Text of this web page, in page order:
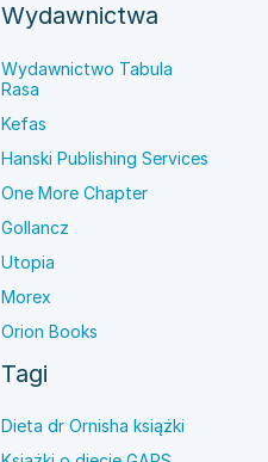
Wydawnictwa
Wydawnictwo Tabula
Rasa
Kefas
Hanski Publishing Services
One More Chapter
Gollancz
Utopia
Morex
Orion Books
Tagi
Dieta dr Ornisha książki